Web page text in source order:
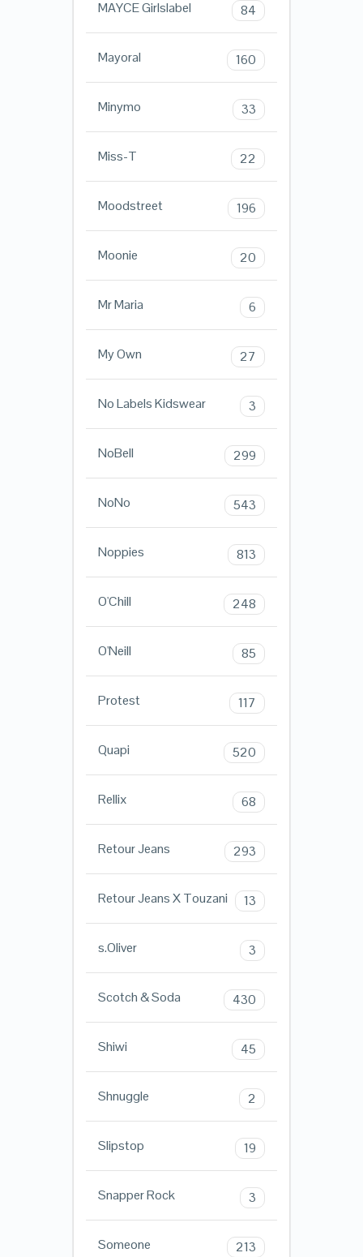
MAYCE Girlslabel 84
Mayoral 160
Minymo 33
Miss-T 22
Moodstreet 196
Moonie 20
Mr Maria 6
My Own 27
No Labels Kidswear 3
NoBell 299
NoNo 543
Noppies 813
O'Chill 248
O'Neill 85
Protest 117
Quapi 520
Rellix 68
Retour Jeans 293
Retour Jeans X Touzani 13
s.Oliver 3
Scotch & Soda 430
Shiwi 45
Shnuggle 2
Slipstop 19
Snapper Rock 3
Someone 213